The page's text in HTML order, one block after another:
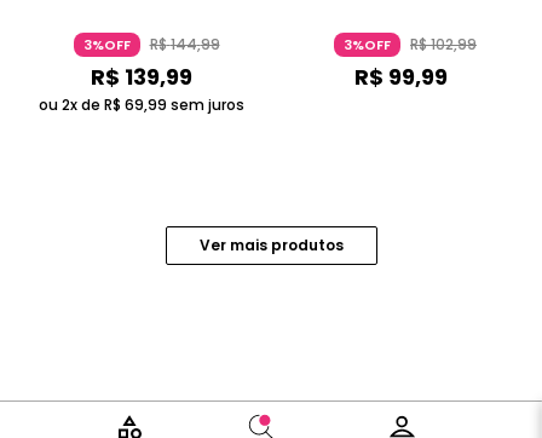
3%OFF R$144,99
R$ 139,99
ou 2x de R$ 69,99 sem juros
3%OFF R$102,99
R$ 99,99